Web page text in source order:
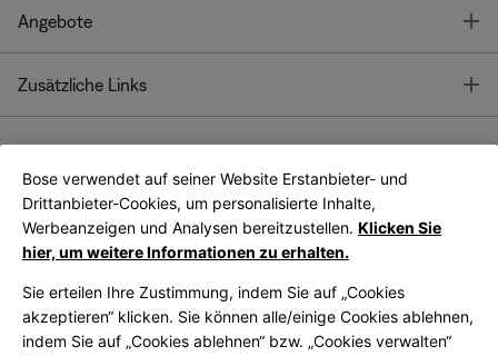
Angebote
Zusätzliche Links
Bose App
Bose Connect
App
Bose verwendet auf seiner Website Erstanbieter- und
Drittanbieter-Cookies, um personalisierte Inhalte,
Werbeanzeigen und Analysen bereitzustellen. Klicken Sie
hier, um weitere Informationen zu erhalten.
Sie erteilen Ihre Zustimmung, indem Sie auf „Cookies
akzeptieren“ klicken. Sie können alle/einige Cookies ablehnen,
indem Sie auf „Cookies ablehnen“ bzw. „Cookies verwalten“